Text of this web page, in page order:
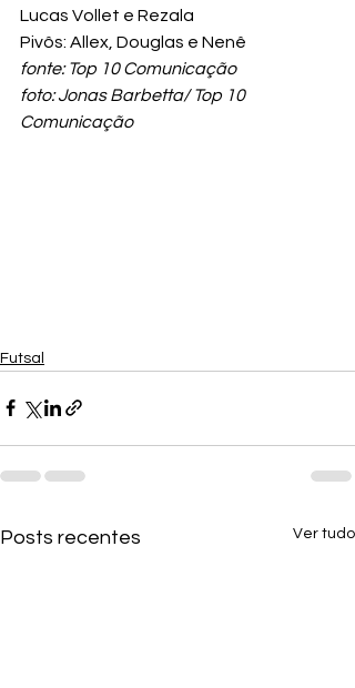
Lucas Vollet e Rezala
Pivôs: Allex, Douglas e Nenê
fonte: Top 10 Comunicação
foto: Jonas Barbetta/ Top 10
Comunicação
Futsal
Posts recentes Ver tudo